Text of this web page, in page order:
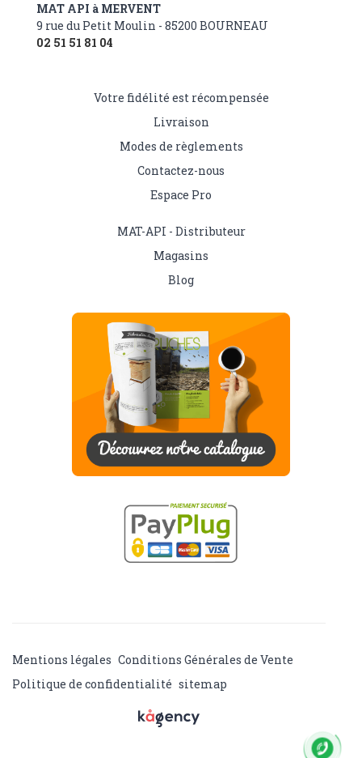
MAT API à MERVENT
9 rue du Petit Moulin - 85200 BOURNEAU
02 51 51 81 04
Votre fidélité est récompensée
Livraison
Modes de règlements
Contactez-nous
Espace Pro
MAT-API - Distributeur
Magasins
Blog
Mentions légales Conditions Générales de Vente
Politique de confidentialité sitemap